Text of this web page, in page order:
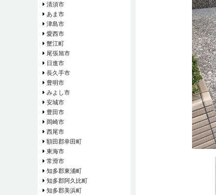
清須市
あま市
津島市
愛西市
蟹江町
尾張旭市
日進市
長久手市
豊明市
みよし市
安城市
豊田市
岡崎市
西尾市
額田郡幸田町
東海市
常滑市
知多郡東浦町
知多郡阿久比町
知多郡美浜町